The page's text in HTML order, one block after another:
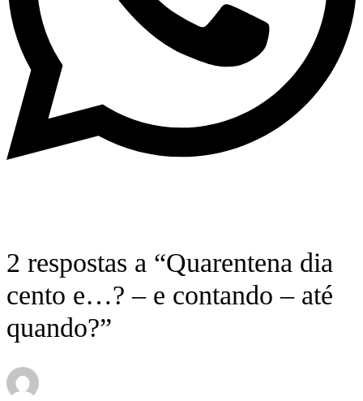
2 respostas a “Quarentena dia
cento e…? – e contando – até
quando?”